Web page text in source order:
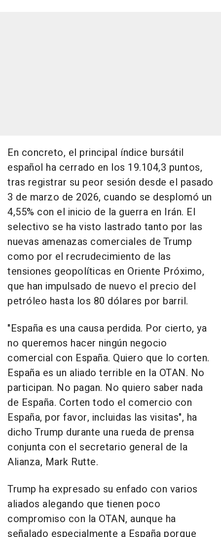
En concreto, el principal índice bursátil
español ha cerrado en los 19.104,3 puntos,
tras registrar su peor sesión desde el pasado
3 de marzo de 2026, cuando se desplomó un
4,55% con el inicio de la guerra en Irán. El
selectivo se ha visto lastrado tanto por las
nuevas amenazas comerciales de Trump
como por el recrudecimiento de las
tensiones geopolíticas en Oriente Próximo,
que han impulsado de nuevo el precio del
petróleo hasta los 80 dólares por barril.
"España es una causa perdida. Por cierto, ya
no queremos hacer ningún negocio
comercial con España. Quiero que lo corten.
España es un aliado terrible en la OTAN. No
participan. No pagan. No quiero saber nada
de España. Corten todo el comercio con
España, por favor, incluidas las visitas", ha
dicho Trump durante una rueda de prensa
conjunta con el secretario general de la
Alianza, Mark Rutte.
Trump ha expresado su enfado con varios
aliados alegando que tienen poco
compromiso con la OTAN, aunque ha
señalado especialmente a España porque